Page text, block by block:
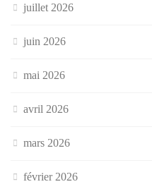
juillet 2026
juin 2026
mai 2026
avril 2026
mars 2026
février 2026